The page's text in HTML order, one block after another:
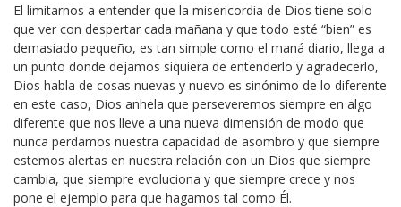
El limitarnos a entender que la misericordia de Dios tiene solo
que ver con despertar cada mañana y que todo esté “bien” es
demasiado pequeño, es tan simple como el maná diario, llega a
un punto donde dejamos siquiera de entenderlo y agradecerlo,
Dios habla de cosas nuevas y nuevo es sinónimo de lo diferente
en este caso, Dios anhela que perseveremos siempre en algo
diferente que nos lleve a una nueva dimensión de modo que
nunca perdamos nuestra capacidad de asombro y que siempre
estemos alertas en nuestra relación con un Dios que siempre
cambia, que siempre evoluciona y que siempre crece y nos
pone el ejemplo para que hagamos tal como Él.